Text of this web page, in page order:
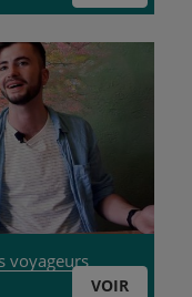
voyageurs
VOIR